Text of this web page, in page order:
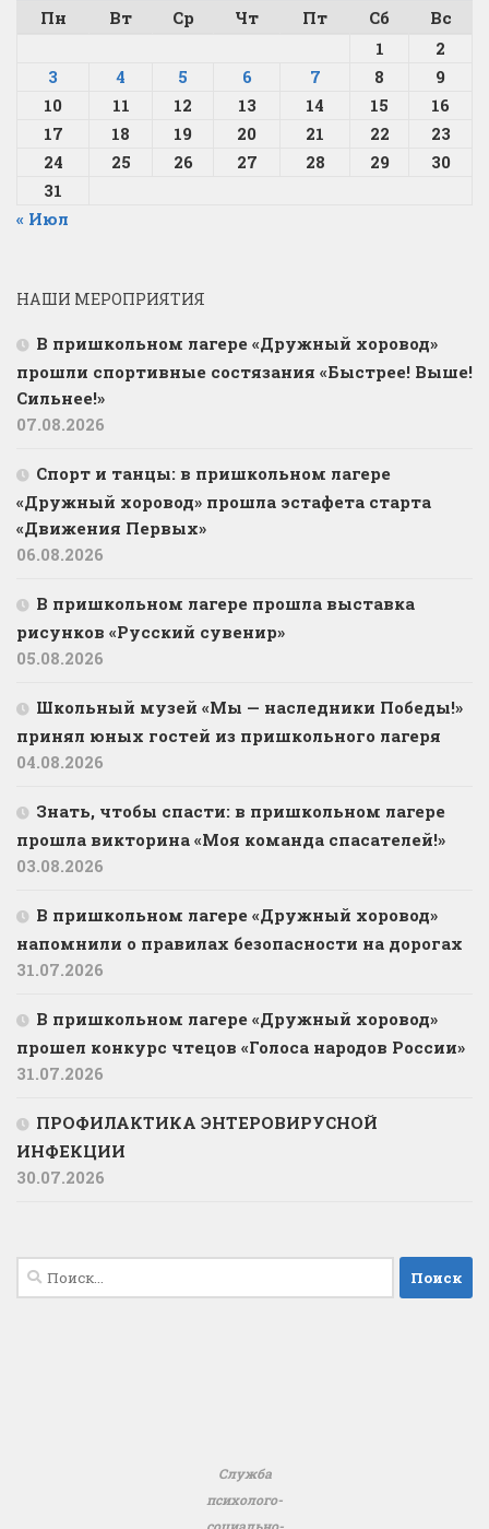
Пн
Вт Ср Чт Пт Сб
Вс
1
2
3
4 5 6 7 8
9
10
11 12 13 14 15
16
17
18 19 20 21 22
23
24
25 26 27 28 29
30
31
« Июл
НАШИ МЕРОПРИЯТИЯ
В пришкольном лагере «Дружный хоровод»
прошли спортивные состязания «Быстрее! Выше!
Сильнее!»
07.08.2026
Спорт и танцы: в пришкольном лагере
«Дружный хоровод» прошла эстафета старта
«Движения Первых»
06.08.2026
В пришкольном лагере прошла выставка
рисунков «Русский сувенир»
05.08.2026
Школьный музей «Мы — наследники Победы!»
принял юных гостей из пришкольного лагеря
04.08.2026
Знать, чтобы спасти: в пришкольном лагере
прошла викторина «Моя команда спасателей!»
03.08.2026
В пришкольном лагере «Дружный хоровод»
напомнили о правилах безопасности на дорогах
31.07.2026
В пришкольном лагере «Дружный хоровод»
прошел конкурс чтецов «Голоса народов России»
31.07.2026
ПРОФИЛАКТИКА ЭНТЕРОВИРУСНОЙ
ИНФЕКЦИИ
30.07.2026
Найти:
Служба
психолого-